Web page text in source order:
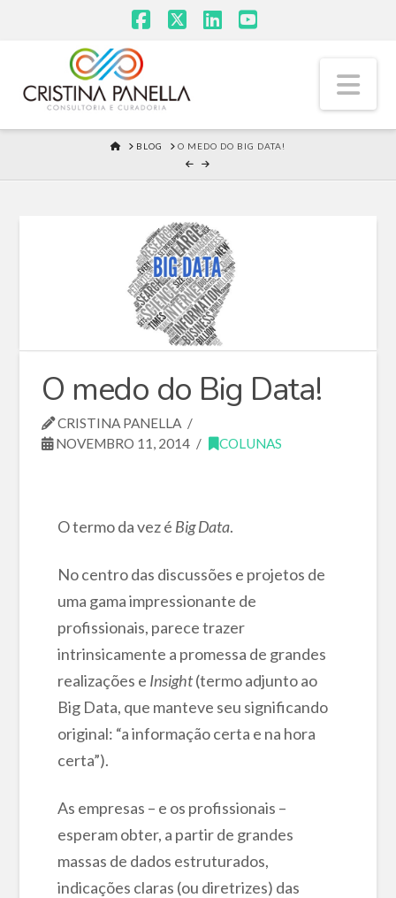
HOME
BLOG O MEDO DO BIG DATA!
O medo do Big Data!
CRISTINA PANELLA
NOVEMBRO 11, 2014
COLUNAS
O termo da vez é Big Data.
No centro das discussões e projetos de
uma gama impressionante de
profissionais, parece trazer
intrinsicamente a promessa de grandes
realizações e Insight(termo adjunto ao
Big Data, que manteve seu significando
original: “a informação certa e na hora
certa”).
As empresas – e os profissionais –
esperam obter, a partir de grandes
massas de dados estruturados,
indicações claras (ou diretrizes) das